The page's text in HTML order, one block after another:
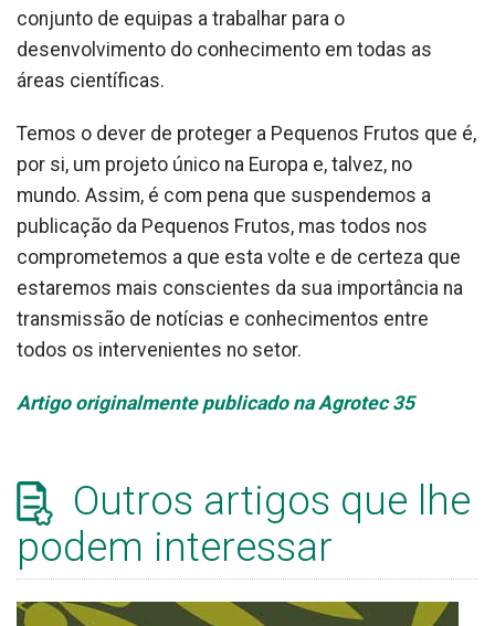
conjunto de equipas a trabalhar para o
desenvolvimento do conhecimento em todas as
áreas científicas.
Temos o dever de proteger a Pequenos Frutos que é,
por si, um projeto único na Europa e, talvez, no
mundo. Assim, é com pena que suspendemos a
publicação da Pequenos Frutos, mas todos nos
comprometemos a que esta volte e de certeza que
estaremos mais conscientes da sua importância na
transmissão de notícias e conhecimentos entre
todos os intervenientes no setor.
Artigo originalmente publicado na Agrotec 35
Outros artigos que lhe
podem interessar